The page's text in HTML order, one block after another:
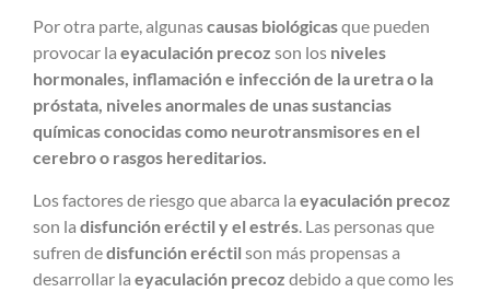
Por otra parte, algunascausas biológicasque pueden
provocar la eyaculación precoz son los niveles
hormonales, inflamación e infección de la uretra o la
próstata, niveles anormales de unas sustancias
químicas conocidas como neurotransmisores en el
cerebro o rasgos hereditarios.
Los factores de riesgo que abarca la eyaculación precoz
son la disfunción eréctil y el estrés . Las personas que
sufren dedisfunción eréctil son más propensas a
desarrollar la eyaculación precoz debido a que como les